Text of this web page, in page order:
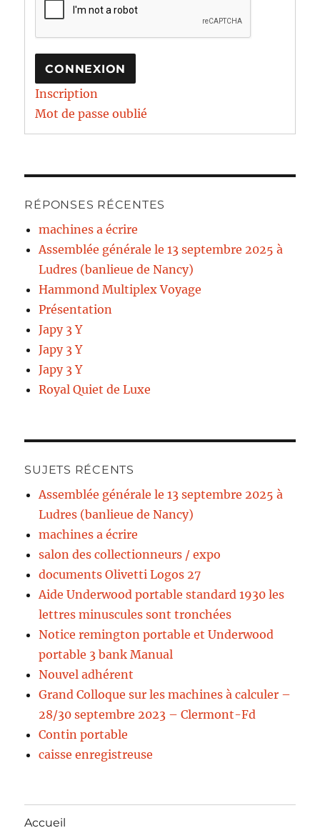
CONNEXION
Inscription
Mot de passe oublié
RÉPONSES RÉCENTES
machines a écrire
Assemblée générale le 13 septembre 2025 à
Ludres (banlieue de Nancy)
Hammond Multiplex Voyage
Présentation
Japy 3 Y
Japy 3 Y
Japy 3 Y
Royal Quiet de Luxe
SUJETS RÉCENTS
Assemblée générale le 13 septembre 2025 à
Ludres (banlieue de Nancy)
machines a écrire
salon des collectionneurs / expo
documents Olivetti Logos 27
Aide Underwood portable standard 1930 les
lettres minuscules sont tronchées
Notice remington portable et Underwood
portable 3 bank Manual
Nouvel adhérent
Grand Colloque sur les machines à calculer –
28/30 septembre 2023 – Clermont-Fd
Contin portable
caisse enregistreuse
Accueil